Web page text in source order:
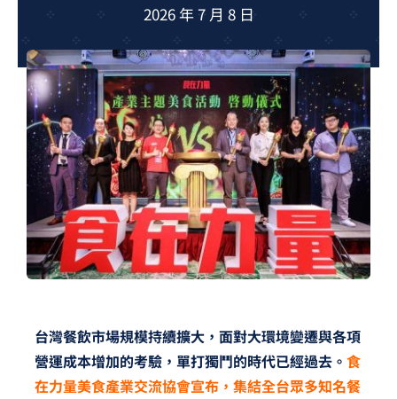
夢想旅遊
夢想TV
GCU大賽
夢想購物
2026 年 7 月 8 日
台灣餐飲市場規模持續擴大，面對大環境變遷與各項
營運成本增加的考驗，單打獨鬥的時代已經過去。 食
在力量美食產業交流協會宣布，集結全台眾多知名餐